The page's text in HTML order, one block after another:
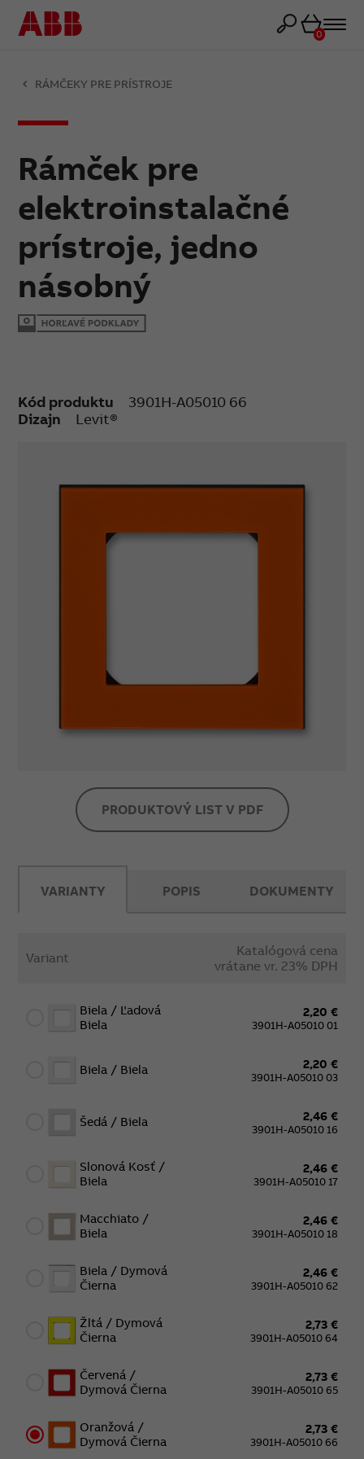
Košík
0
RÁMČEKY PRE PRÍSTROJE
Rámček pre
elektroinstalačné
prístroje, jedno
násobný
Kód produktu
3901H-A05010 66
Dizajn
Levit®
PRODUKTOVÝ LIST V PDF
VARIANTY
Variant
Katalógová cena
vrátane vr. 23% DPH
Biela / Ľadová
Biela
2,20 €
3901H-A05010 01
Biela / Biela 2,20 €
3901H-A05010 03
Šedá / Biela 2,46 €
3901H-A05010 16
Slonová Kosť /
Biela
2,46 €
3901H-A05010 17
Macchiato /
Biela
2,46 €
3901H-A05010 18
Biela / Dymová
Čierna
2,46 €
3901H-A05010 62
Žltá / Dymová
Čierna
2,73 €
3901H-A05010 64
Červená /
Dymová Čierna
2,73 €
3901H-A05010 65
Oranžová /
Dymová Čierna
2,73 €
3901H-A05010 66
POPIS DOKUMENTY